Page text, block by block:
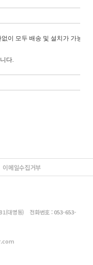
이 모두 배송 및 설치가 가능
다.
이메일수집거부
대명동) 전화번호 :053-653-